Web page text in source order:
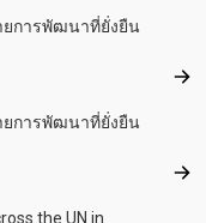
ยการพัฒนาที่ยั่งยืน
ข้อ
ยการพัฒนาที่ยั่งยืน
งาน
the UN in